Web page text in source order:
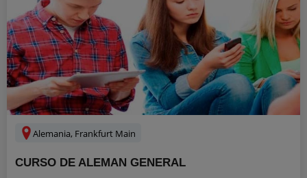
Alemania, Frankfurt Main
CURSO DE ALEMAN GENERAL